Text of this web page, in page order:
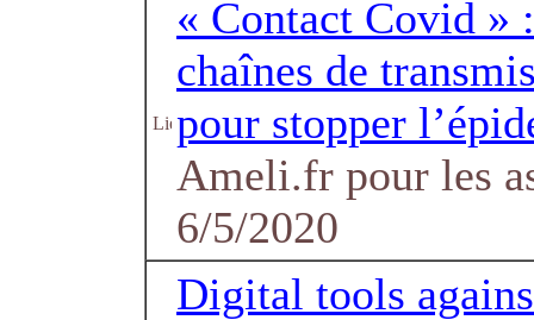
« Contact Covid »
chaînes de
pour stopper
Ameli.fr pour les
6/5/2020
Digital tools